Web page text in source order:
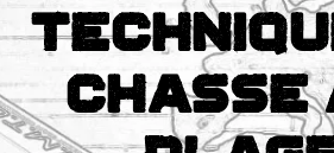
Chasse